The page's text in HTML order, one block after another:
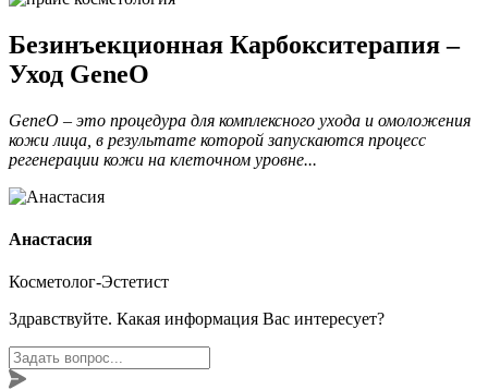
Безинъекционная Карбокситерапия –
Уход GeneO
GeneO – это процедура для комплексного ухода и омоложения
кожи лица, в результате которой запускаются процесс
регенерации кожи на клеточном уровне...
Анастасия
Косметолог-Эстетист
Здравствуйте. Какая информация Вас интересует?